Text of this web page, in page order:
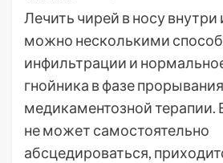
Лечить чирей в носу
можно несколькими
инфильтрации и
гнойника в фазе
медикаментозной терапии.
не может самостоятельно
абсцедироваться,